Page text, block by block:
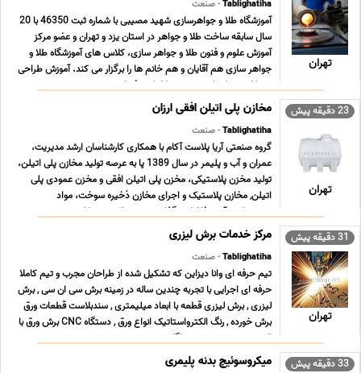
تهران
Tablighatiha- صنعت
آموزشگاه طلا و جواهرسازی شهید مصیبی با شماره ثبت 46350 با 20
سال سابقه ساخت طلا و جواهر در استان یزد و تهران و عضو مرکز
آموزش علوم و فنون طلا و جواهر سازى، کلاس هاى آموزشگاه طلا و
جواهر سازى هم آقایان و هم خانم ها را برگزار می کند. آموزش طراحى
و ساخت جواهرات به صورت کاملا حرفه اى ... ...
23 دقیقه پیش
تهران
مخازن پلی اتیلن افقی ارزان
Tablighatiha- صنعت
گروه صنعتی آریا پلاست آکام با همکاری کارشناسان ارشد مدیریت،
عمران و آب و پلیمر در سال 1389 پا به عرصه تولید مخازن پلی اتیلن،
تولید مخزن پلاستیکی، مخزن پلی اتیلن افقی و مخزن عمودی پلی
اتیلن, مخازن پلاستیک و اجرای مخازن ذخیره سوخت، مواد
شمیمیایی، آب و فاضلاب گذاشت و هم اکنون در کار ... ...
31 دقیقه پیش
تهران
مرکز خدمات برش لیزری
Tablighatiha- صنعت
تیم حرفه ای وانا دیزاین که تشکیل شده از طراحان مجرب و تیم کاملا
حرفه ای اجرایی با تجربه چندین ساله در زمینه برش سی ان سی , برش
لیزری , برش لیزری قطعه با ابعاد میلیمتری , سندبلاست قطعات ورق
برش خورده , رنگ الکترواستاتیک انواع ورق , دستگاه CNC برش ورق با
اکسیژن ، هیدروژن و هواگاز , ... ...
33 دقیقه پیش میکروسوئیچ بدنه پلیمری